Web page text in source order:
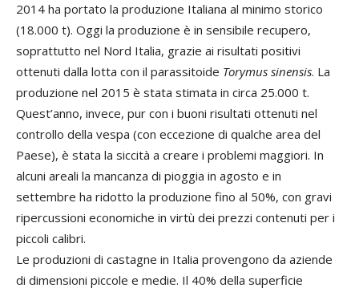
2014 ha portato la produzione Italiana al minimo storico
(18.000 t). Oggi la produzione è in sensibile recupero,
soprattutto nel Nord Italia, grazie ai risultati positivi
ottenuti dalla lotta con il parassitoide Torymus sinensis. La
produzione nel 2015 è stata stimata in circa 25.000 t.
Quest’anno, invece, pur con i buoni risultati ottenuti nel
controllo della vespa (con eccezione di qualche area del
Paese), è stata la siccità a creare i problemi maggiori. In
alcuni areali la mancanza di pioggia in agosto e in
settembre ha ridotto la produzione fino al 50%, con gravi
ripercussioni economiche in virtù dei prezzi contenuti per i
piccoli calibri.
Le produzioni di castagne in Italia provengono da aziende
di dimensioni piccole e medie. Il 40% della superficie